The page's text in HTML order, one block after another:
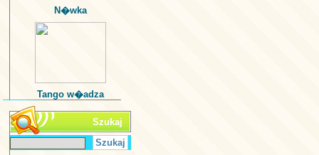
N�wka
Tango w�adza
Szukaj